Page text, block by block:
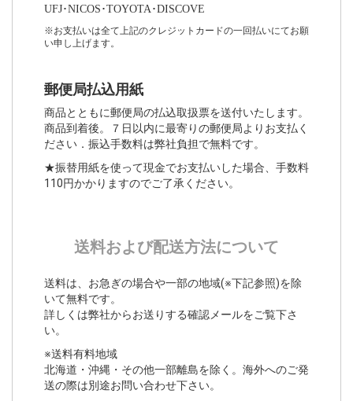
UFJ･NICOS･TOYOTA･DISCOVE
※お支払いは全て上記のクレジットカードの一回払いにてお願
い申し上げます。
郵便局払込用紙
商品とともに郵便局の払込取扱票を送付いたします。
商品到着後。７日以内に最寄りの郵便局よりお支払く
ださい．振込手数料は弊社負担で無料です。
★振替用紙を使って現金でお支払いした場合、手数料
110円かかりますのでご了承ください。
送料および配送方法について
送料は、お急ぎの場合や一部の地域(※下記参照)を除
いて無料です。
詳しくは弊社からお送りする確認メールをご覧下さ
い。
※送料有料地域
北海道・沖縄・その他一部離島を除く。海外へのご発
送の際は別途お問い合わせ下さい。